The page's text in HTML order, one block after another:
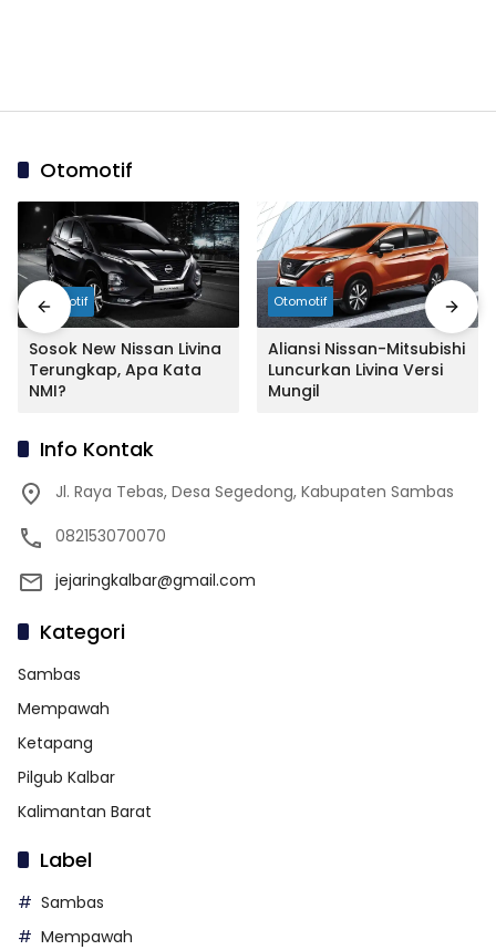
Otomotif
Otomotif
Sosok New Nissan Livina
Terungkap, Apa Kata
NMI?
Otomotif
Aliansi Nissan-Mitsubishi
Luncurkan Livina Versi
Mungil
Info Kontak
Jl. Raya Tebas, Desa Segedong, Kabupaten Sambas
082153070070
jejaringkalbar@gmail.com
Kategori
Sambas
Mempawah
Ketapang
Pilgub Kalbar
Kalimantan Barat
Label
Sambas
Mempawah